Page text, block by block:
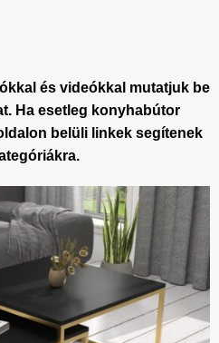
és videókkal mutatjuk be
Ha esetleg konyhabútor
belüli linkek segítenek